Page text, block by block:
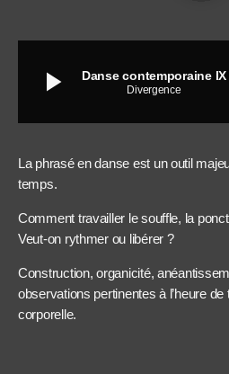
play_arrow Danse contemporaine IX
Divergence
La phrasé en danse est un outil
temps.
Comment travailler le souffle, la
Veut-on rythmer ou libérer ?
Construction, organicité,
observations pertinentes à l’heure
corporelle.